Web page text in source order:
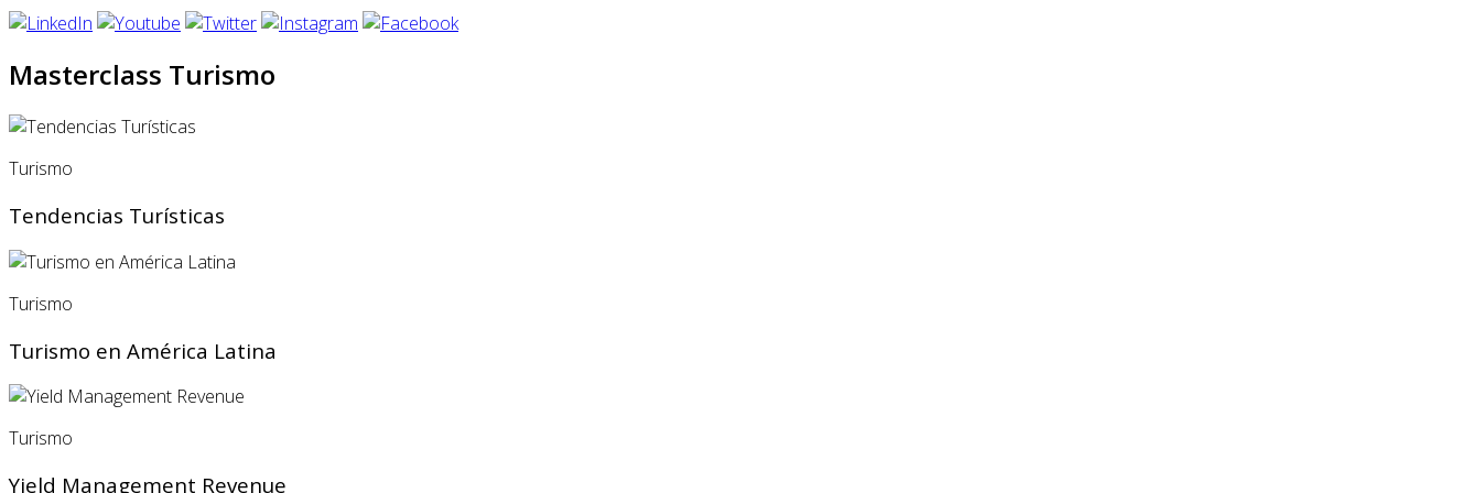
Masterclass Turismo
Turismo
Tendencias Turísticas
Turismo
Turismo en América Latina
Turismo
Yield Management Revenue